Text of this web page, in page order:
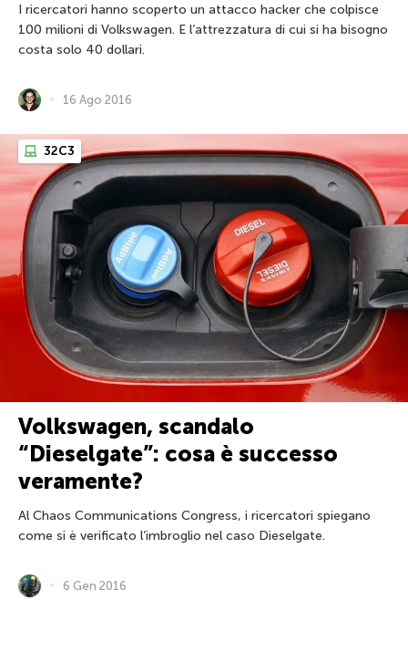
I ricercatori hanno scoperto un attacco hacker che colpisce
100 milioni di Volkswagen. E l’attrezzatura di cui si ha bisogno
costa solo 40 dollari.
16 Ago 2016
32C3
Volkswagen, scandalo
“Dieselgate”: cosa è successo
veramente?
Al Chaos Communications Congress, i ricercatori spiegano
come si è verificato l’imbroglio nel caso Dieselgate.
6 Gen 2016